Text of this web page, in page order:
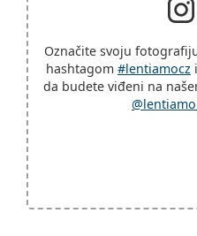
Označite svoju
hashtagom #lentiamocz
da budete viđeni na